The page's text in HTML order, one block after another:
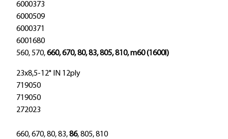
6000373
6000509
6000371
6001680
560, 570,660, 670, 80, 83, 805, 810, m60 (1600l)
23x8,5-12" IN 12ply
719050
719050
272023
660, 670, 80, 83,86, 805, 810